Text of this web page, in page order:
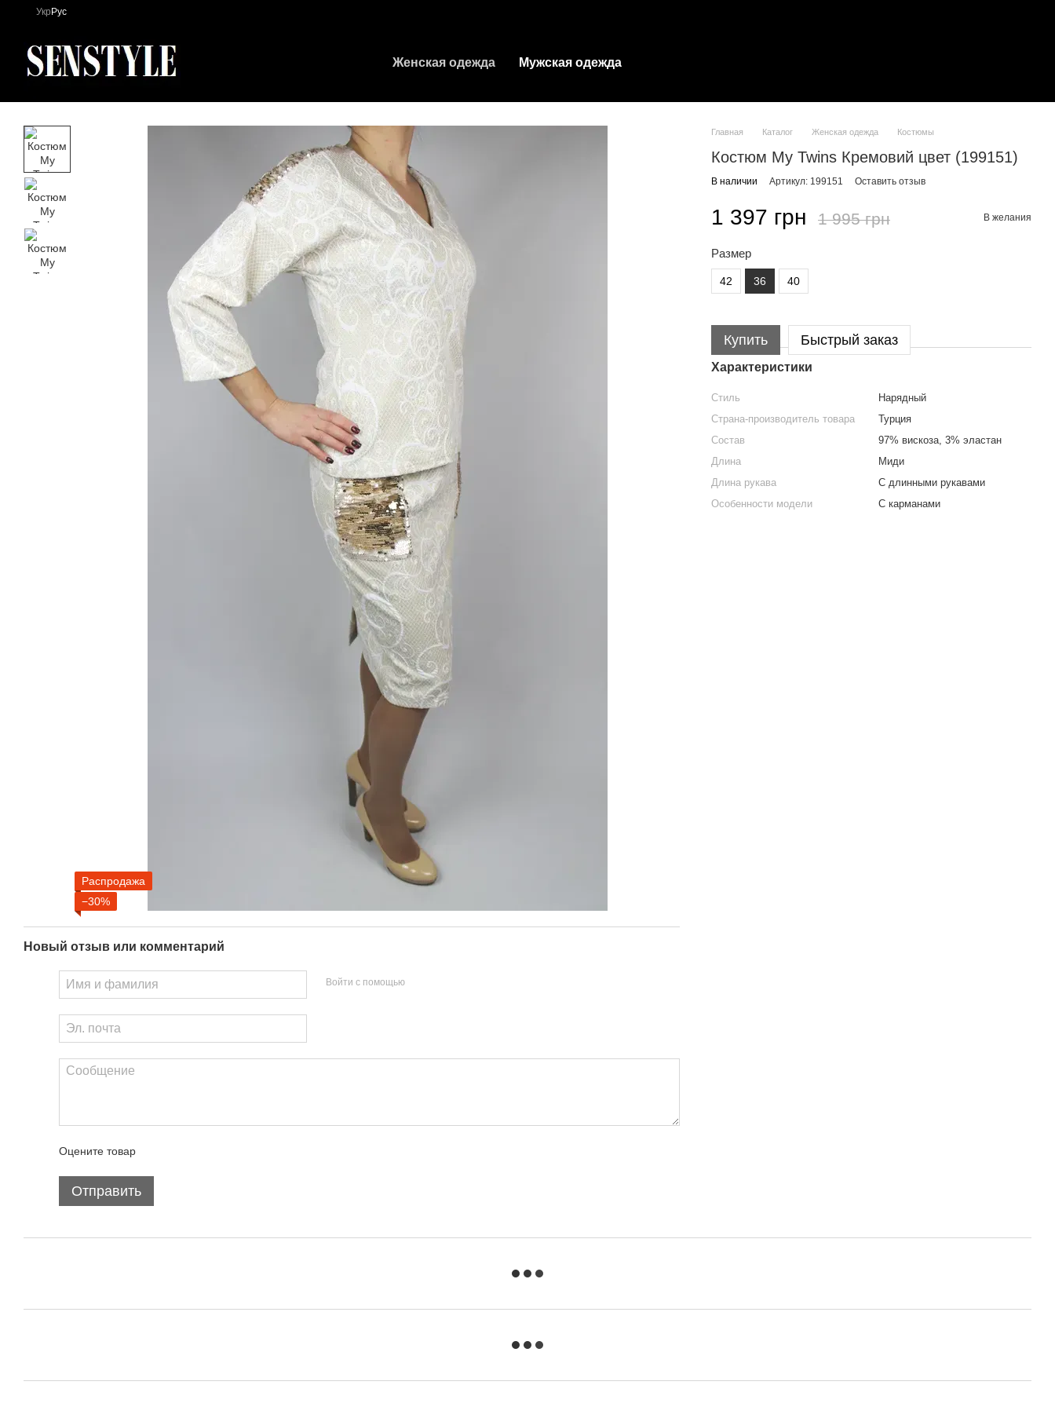
Перейти к основному контенту
Укр Рус
Женская одежда Мужская одежда
Распродажа
−30%
Новый отзыв или комментарий
Войти с помощью
Оцените товар
Отправить
Главная Каталог Женская одежда Костюмы
Костюм My Twins Кремовий цвет (199151)
В наличии Артикул: 199151 Оставить отзыв
1 397 грн 1 995 грн В желания
Размер
42 36 40
Купить Быстрый заказ
Характеристики
Стиль
Нарядный
Страна-производитель товара
Турция
Состав
97% вискоза, 3% эластан
Длина
Миди
Длина рукава
С длинными рукавами
Особенности модели
С карманами